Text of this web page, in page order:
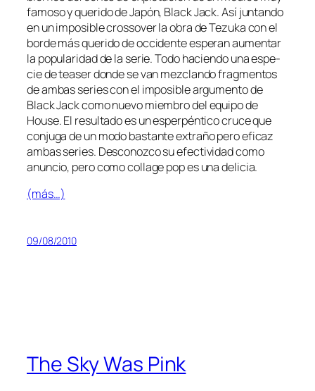
fa­mo­so y que­ri­do de Japón, Black Jack. Así jun­tan­do
en un im­po­si­ble cros­so­ver la obra de Tezuka con el
bor­de más que­ri­do de oc­ci­den­te es­pe­ran au­men­tar
la po­pu­la­ri­dad de la se­rie. Todo ha­cien­do una es­pe­
cie de tea­ser don­de se van mez­clan­do frag­men­tos
de am­bas se­ries con el im­po­si­ble ar­gu­men­to de
Black Jack co­mo nue­vo miem­bro del equi­po de
House. El re­sul­ta­do es un es­per­pén­ti­co cru­ce que
con­ju­ga de un mo­do bas­tan­te ex­tra­ño pe­ro efi­caz
am­bas se­ries. Desconozco su efec­ti­vi­dad co­mo
anun­cio, pe­ro co­mo co­lla­ge pop es una delicia.
(más…)
09/08/2010
The Sky Was Pink